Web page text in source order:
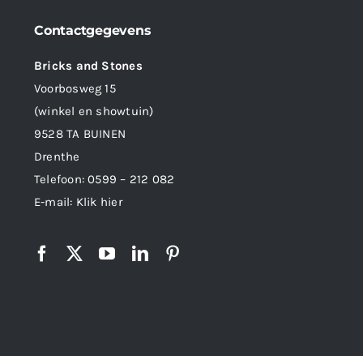
Contactgegevens
Bricks and Stones
Voorbosweg 15
(winkel en showtuin)
9528 TA BUINEN
Drenthe
Telefoon:0599 – 212 082
E-mail: Klik hier